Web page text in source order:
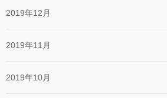
2019年12月
2019年11月
2019年10月